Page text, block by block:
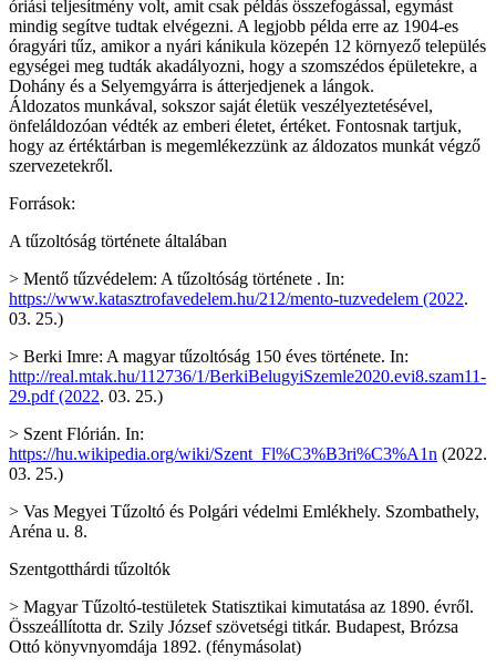
óriási teljesítmény volt, amit csak példás összefogással, egymást
mindig segítve tudtak elvégezni. A legjobb példa erre az 1904-es
óragyári tűz, amikor a nyári kánikula közepén 12 környező település
egységei meg tudták akadályozni, hogy a szomszédos épületekre, a
Dohány és a Selyemgyárra is átterjedjenek a lángok.
Áldozatos munkával, sokszor saját életük veszélyeztetésével,
önfeláldozóan védték az emberi életet, értéket. Fontosnak tartjuk,
hogy az értéktárban is megemlékezzünk az áldozatos munkát végző
szervezetekről.
Források:
A tűzoltóság története általában
> Mentő tűzvédelem: A tűzoltóság története . In:
https://www.katasztrofavedelem.hu/212/mento-tuzvedelem (2022.
03. 25.)
> Berki Imre: A magyar tűzoltóság 150 éves története. In:
http://real.mtak.hu/112736/1/BerkiBelugyiSzemle2020.evi8.szam11-
29.pdf (2022. 03. 25.)
> Szent Flórián. In:
https://hu.wikipedia.org/wiki/Szent_Fl%C3%B3ri%C3%A1n (2022.
03. 25.)
> Vas Megyei Tűzoltó és Polgári védelmi Emlékhely. Szombathely,
Aréna u. 8.
Szentgotthárdi tűzoltók
> Magyar Tűzoltó-testületek Statisztikai kimutatása az 1890. évről.
Összeállította dr. Szily József szövetségi titkár. Budapest, Brózsa
Ottó könyvnyomdája 1892. (fénymásolat)